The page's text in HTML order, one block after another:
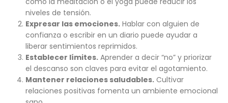
niveles de tensión.
Expresar las emociones.Hablar con alguien de
confianza o escribir en un diario puede ayudar a
liberar sentimientos reprimidos.
Establecer límites.Aprender a decir “no” y priorizar
el descanso son claves para evitar el agotamiento.
Mantener relaciones saludables.Cultivar
relaciones positivas fomenta un ambiente emocional